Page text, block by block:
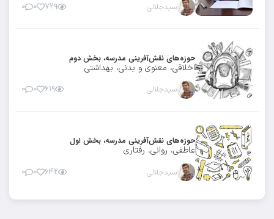
سیدجلالی ۷۲۹ ۰ ۰
حوزه‌های نقش‌آفرینی مدرسه، بخش دوم
اخلاقی، معنوی و بدنی، بهداشتی
سیدجلالی ۶۱۹ ۰ ۰
حوزه‌های نقش‌آفرینی مدرسه، بخش اول
عاطفی، روانی، رفتاری
سیدجلالی ۶۴۲ ۰ ۰